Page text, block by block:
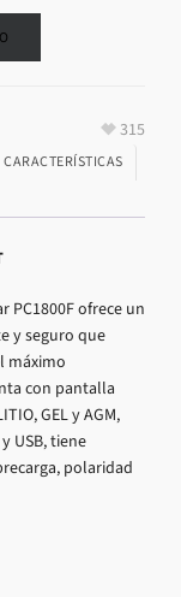
315
CARACTERÍSTICAS
PC1800F ofrece un
y seguro que
máximo
con pantalla
GEL y AGM,
USB, tiene
polaridad